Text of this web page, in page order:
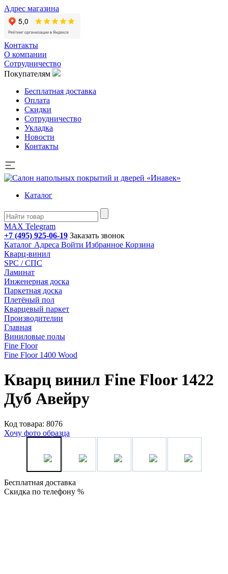
Адрес магазина
Контакты
О компании
Сотрудничество
Покупателям
Бесплатная доставка
Оплата
Скидки
Сотрудничество
Укладка
Новости
Контакты
Каталог
MAX Telegram
+7 (495) 925-06-19 Заказать звонок
Каталог Адреса Войти Избранное Корзина
Кварц-винил
SPC / СПС
Ламинат
Инженерная доска
Паркетная доска
Плетёный пол
Кварцевый паркет
Производителии
Главная
Виниловые полы
Fine Floor
Fine Floor 1400 Wood
Кварц винил Fine Floor 1422
Дуб Авейру
Код товара: 8076
Хочу фото образца
Бесплатная доставка
Скидка по телефону %